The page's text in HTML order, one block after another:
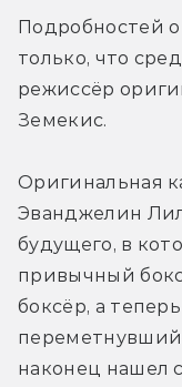
Подробностей о
только, что
режиссёр
Земекис.
Оригинальная
Эванджелин
будущего, в
привычный
боксёр, а
наконец нашел